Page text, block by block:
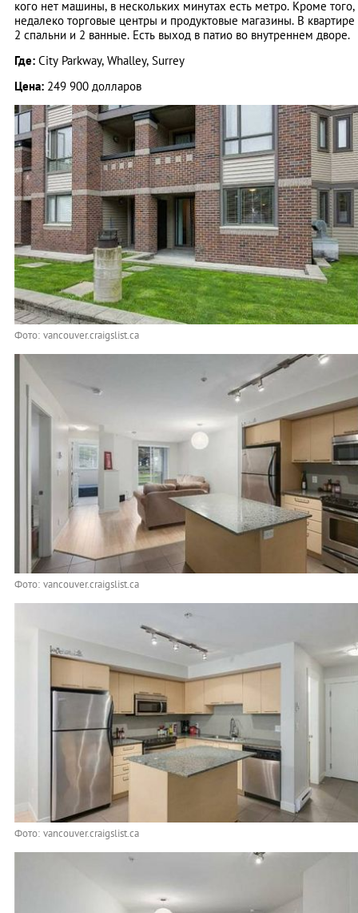
кого нет машины, в нескольких минутах есть метро. Кроме того,
недалеко торговые центры и продуктовые магазины. В квартире
2 спальни и 2 ванные. Есть выход в патио во внутреннем дворе.
Где: City Parkway, Whalley, Surrey
Цена: 249 900 долларов
Фото: vancouver.craigslist.ca
Фото: vancouver.craigslist.ca
Фото: vancouver.craigslist.ca